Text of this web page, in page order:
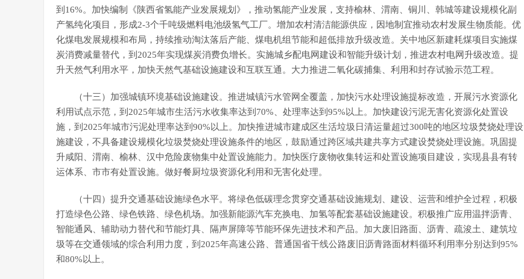
到16%。加快编制《陕西省氢能产业发展规划》，推动氢能产业发展，支持榆林、渭南、铜川、韩城等建设规模化副
产氢纯化项目，形成2-3个千吨级燃料电池级氢气工厂。增加农村清洁能源供应，因地制宜推动农村发展生物质能。优
化煤电发展规模和布局，持续推动淘汰落后产能、煤电机组节能和超低排放升级改造。关中地区新建耗煤项目实施煤
炭消费减量替代，到2025年实现煤炭消费负增长。实施城乡配电网建设和智能升级计划，推进农村电网升级改造。提
升天然气利用水平，加快天然气基础设施建设和互联互通。大力推进二氧化碳捕集、利用和封存试验示范工程。
（十三）加强城镇环境基础设施建设。推进城镇污水管网全覆盖，加快污水处理设施提标改造，开展污水资源化
利用试点示范，到2025年城市生活污水收集率达到70%、处理率达到95%以上。加快建设污泥无害化资源化处置设
施，到2025年城市污泥处理率达到90%以上。加快推进城市建成区生活垃圾日清运量超过300吨的地区垃圾焚烧处理设
施建设，不具备建设规模化垃圾焚烧处理设施条件的地区，鼓励通过跨区域共建共享方式建设焚烧处理设施。巩固提
升咸阳、渭南、榆林、汉中危险废物集中处置设施能力。加快医疗废物收集转运和处置设施项目建设，实现县县有转
运体系、市市有处置设施。做好餐厨垃圾资源化利用和无害化处理。
（十四）提升交通基础设施绿色水平。将绿色低碳理念贯穿交通基础设施规划、建设、运营和维护全过程，积极
打造绿色公路、绿色铁路、绿色机场。加强新能源汽车充换电、加氢等配套基础设施建设。积极推广应用温拌沥青、
智能通风、辅助动力替代和节能灯具、隔声屏障等节能环保先进技术和产品。加大废旧路面、沥青、疏浚土、建筑垃
圾等在交通领域的综合利用力度，到2025年高速公路、普通国省干线公路废旧沥青路面材料循环利用率分别达到95%
和80%以上。